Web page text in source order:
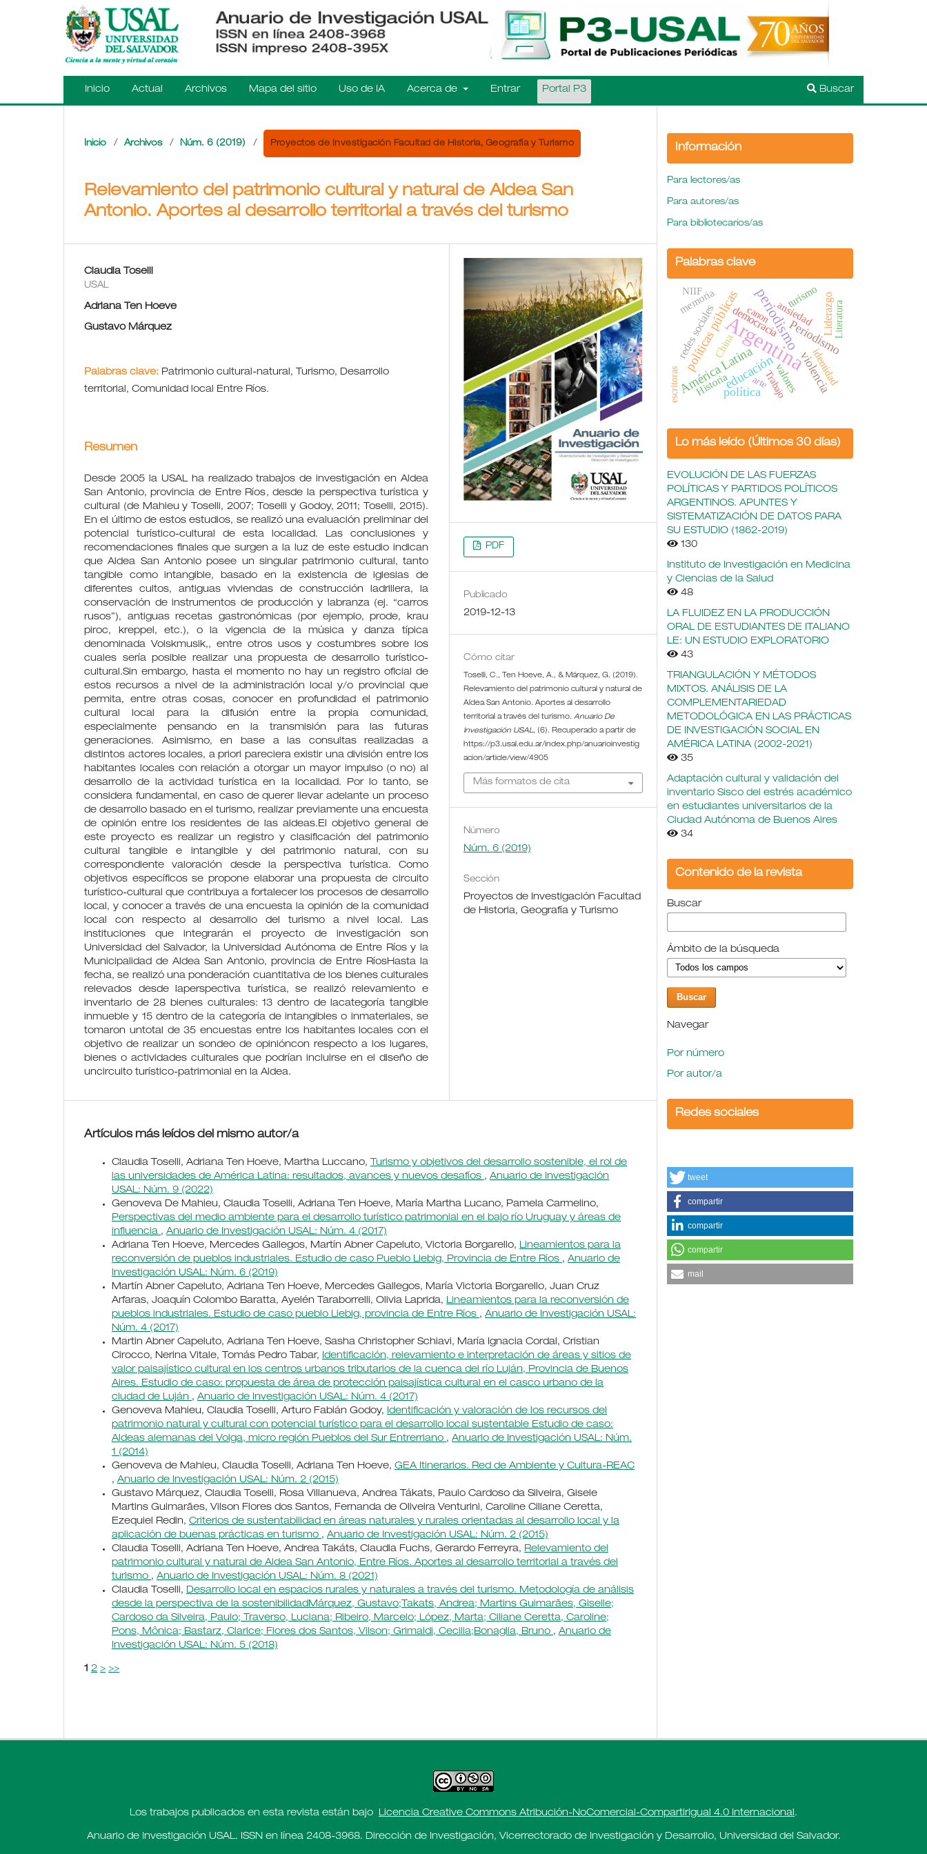
Inicio Actual Archivos Mapa del sitio Uso de IA Acerca de Entrar Portal P3 Buscar
Inicio / Archivos / Núm. 6 (2019) / Proyectos de Investigación Facultad de Historia, Geografía y Turismo
Relevamiento del patrimonio cultural y natural de Aldea San
Antonio. Aportes al desarrollo territorial a través del turismo
Claudia Toselli
USAL
Adriana Ten Hoeve
Gustavo Márquez
Palabras clave: Patrimonio cultural-natural, Turismo, Desarrollo
territorial, Comunidad local Entre Ríos.
Resumen
Desde 2005 la USAL ha realizado trabajos de investigación en Aldea
San Antonio, provincia de Entre Ríos, desde la perspectiva turística y
cultural (de Mahieu y Toselli, 2007; Toselli y Godoy, 2011; Toselli, 2015).
En el último de estos estudios, se realizó una evaluación preliminar del
potencial turístico-cultural de esta localidad. Las conclusiones y
recomendaciones finales que surgen a la luz de este estudio indican
que Aldea San Antonio posee un singular patrimonio cultural, tanto
tangible como intangible, basado en la existencia de iglesias de
diferentes cultos, antiguas viviendas de construcción ladrillera, la
conservación de instrumentos de producción y labranza (ej. “carros
rusos”), antiguas recetas gastronómicas (por ejemplo, prode, krau
piroc, kreppel, etc.), o la vigencia de la música y danza típica
denominada Volskmusik,, entre otros usos y costumbres sobre los
cuales sería posible realizar una propuesta de desarrollo turístico-
cultural.Sin embargo, hasta el momento no hay un registro oficial de
estos recursos a nivel de la administración local y/o provincial que
permita, entre otras cosas, conocer en profundidad el patrimonio
cultural local para la difusión entre la propia comunidad,
especialmente pensando en la transmisión para las futuras
generaciones. Asimismo, en base a las consultas realizadas a
distintos actores locales, a priori pareciera existir una división entre los
habitantes locales con relación a otorgar un mayor impulso (o no) al
desarrollo de la actividad turística en la localidad. Por lo tanto, se
considera fundamental, en caso de querer llevar adelante un proceso
de desarrollo basado en el turismo, realizar previamente una encuesta
de opinión entre los residentes de las aldeas.El objetivo general de
este proyecto es realizar un registro y clasificación del patrimonio
cultural tangible e intangible y del patrimonio natural, con su
correspondiente valoración desde la perspectiva turística. Como
objetivos específicos se propone elaborar una propuesta de circuito
turístico-cultural que contribuya a fortalecer los procesos de desarrollo
local, y conocer a través de una encuesta la opinión de la comunidad
local con respecto al desarrollo del turismo a nivel local. Las
instituciones que integrarán el proyecto de investigación son
Universidad del Salvador, la Universidad Autónoma de Entre Ríos y la
Municipalidad de Aldea San Antonio, provincia de Entre RíosHasta la
fecha, se realizó una ponderación cuantitativa de los bienes culturales
relevados desde laperspectiva turística, se realizó relevamiento e
inventario de 28 bienes culturales: 13 dentro de lacategoría tangible
inmueble y 15 dentro de la categoría de intangibles o inmateriales, se
tomaron untotal de 35 encuestas entre los habitantes locales con el
objetivo de realizar un sondeo de opinióncon respecto a los lugares,
bienes o actividades culturales que podrían incluirse en el diseño de
uncircuito turístico-patrimonial en la Aldea.
PDF
Publicado
2019-12-13
Cómo citar
Toselli, C., Ten Hoeve, A., & Márquez, G. (2019).
Relevamiento del patrimonio cultural y natural de
Aldea San Antonio. Aportes al desarrollo
territorial a través del turismo.Anuario De
Investigación USAL, (6). Recuperado a partir de
https://p3.usal.edu.ar/index.php/anuarioinvestig
acion/article/view/4905
Más formatos de cita
Número
Núm. 6 (2019)
Sección
Proyectos de Investigación Facultad
de Historia, Geografía y Turismo
Artículos más leídos del mismo autor/a
Claudia Toselli, Adriana Ten Hoeve, Martha Luccano, Turismo y objetivos del desarrollo sostenible, el rol de
las universidades de América Latina: resultados, avances y nuevos desafíos , Anuario de Investigación
USAL: Núm. 9 (2022)
Genoveva De Mahieu, Claudia Toselli, Adriana Ten Hoeve, María Martha Lucano, Pamela Carmelino,
Perspectivas del medio ambiente para el desarrollo turístico patrimonial en el bajo río Uruguay y áreas de
influencia , Anuario de Investigación USAL: Núm. 4 (2017)
Adriana Ten Hoeve, Mercedes Gallegos, Martín Abner Capeluto, Victoria Borgarello, Lineamientos para la
reconversión de pueblos industriales. Estudio de caso Pueblo Liebig, Provincia de Entre Ríos , Anuario de
Investigación USAL: Núm. 6 (2019)
Martín Abner Capeluto, Adriana Ten Hoeve, Mercedes Gallegos, María Victoria Borgarello, Juan Cruz
Arfaras, Joaquín Colombo Baratta, Ayelén Taraborrelli, Olivia Laprida, Lineamientos para la reconversión de
pueblos industriales. Estudio de caso pueblo Liebig, provincia de Entre Ríos , Anuario de Investigación USAL:
Núm. 4 (2017)
Martin Abner Capeluto, Adriana Ten Hoeve, Sasha Christopher Schiavi, María Ignacia Cordal, Cristian
Cirocco, Nerina Vitale, Tomás Pedro Tabar, Identificación, relevamiento e interpretación de áreas y sitios de
valor paisajístico cultural en los centros urbanos tributarios de la cuenca del río Luján, Provincia de Buenos
Aires. Estudio de caso: propuesta de área de protección paisajística cultural en el casco urbano de la
ciudad de Luján , Anuario de Investigación USAL: Núm. 4 (2017)
Genoveva Mahieu, Claudia Toselli, Arturo Fabián Godoy, Identificación y valoración de los recursos del
patrimonio natural y cultural con potencial turístico para el desarrollo local sustentable Estudio de caso:
Aldeas alemanas del Volga, micro región Pueblos del Sur Entrerriano , Anuario de Investigación USAL: Núm.
1 (2014)
Genoveva de Mahieu, Claudia Toselli, Adriana Ten Hoeve, GEA Itinerarios. Red de Ambiente y Cultura-REAC
, Anuario de Investigación USAL: Núm. 2 (2015)
Gustavo Márquez, Claudia Toselli, Rosa Villanueva, Andrea Tákats, Paulo Cardoso da Silveira, Gisele
Martins Guimarães, Vilson Flores dos Santos, Fernanda de Oliveira Venturini, Caroline Ciliane Ceretta,
Ezequiel Redin, Criterios de sustentabilidad en áreas naturales y rurales orientadas al desarrollo local y la
aplicación de buenas prácticas en turismo , Anuario de Investigación USAL: Núm. 2 (2015)
Claudia Toselli, Adriana Ten Hoeve, Andrea Takáts, Claudia Fuchs, Gerardo Ferreyra, Relevamiento del
patrimonio cultural y natural de Aldea San Antonio, Entre Ríos. Aportes al desarrollo territorial a través del
turismo , Anuario de Investigación USAL: Núm. 8 (2021)
Claudia Toselli, Desarrollo local en espacios rurales y naturales a través del turismo. Metodología de análisis
desde la perspectiva de la sostenibilidadMárquez, Gustavo;Takats, Andrea; Martins Guimarães, Giselle;
Cardoso da Silveira, Paulo; Traverso, Luciana; Ribeiro, Marcelo; López, Marta; Ciliane Ceretta, Caroline;
Pons, Mônica; Bastarz, Clarice; Flores dos Santos, Vilson; Grimaldi, Cecilia;Bonaglia, Bruno , Anuario de
Investigación USAL: Núm. 5 (2018)
1 2 > >>
Información
Para lectores/as
Para autores/as
Para bibliotecarios/as
Palabras clave
Argentina
periodismo
educación
políticas públicas
América Latina
Periodismo
política violencia
Liderazgo
redes sociales
valores
democracia
China
ansiedad
Historia
memoria turismo
identidad
NIIF
Literatura
canon
escritoras Trabajo
arte
Lo más leído (Últimos 30 días)
EVOLUCIÓN DE LAS FUERZAS
POLÍTICAS Y PARTIDOS POLÍTICOS
ARGENTINOS. APUNTES Y
SISTEMATIZACIÓN DE DATOS PARA
SU ESTUDIO (1862-2019)
130
Instituto de Investigación en Medicina
y Ciencias de la Salud
48
LA FLUIDEZ EN LA PRODUCCIÓN
ORAL DE ESTUDIANTES DE ITALIANO
LE: UN ESTUDIO EXPLORATORIO
43
TRIANGULACIÓN Y MÉTODOS
MIXTOS. ANÁLISIS DE LA
COMPLEMENTARIEDAD
METODOLÓGICA EN LAS PRÁCTICAS
DE INVESTIGACIÓN SOCIAL EN
AMÉRICA LATINA (2002-2021)
35
Adaptación cultural y validación del
inventario Sisco del estrés académico
en estudiantes universitarios de la
Ciudad Autónoma de Buenos Aires
34
Contenido de la revista
Buscar
Ámbito de la búsqueda
Navegar
Por número
Por autor/a
Redes sociales
tweet
compartir
compartir
compartir
mail
Los trabajos publicados en esta revista están bajo Licencia Creative Commons Atribución-NoComercial-CompartirIgual 4.0 Internacional.
Anuario de Investigación USAL. ISSN en línea 2408-3968. Dirección de Investigación, Vicerrectorado de Investigación y Desarrollo, Universidad del Salvador.